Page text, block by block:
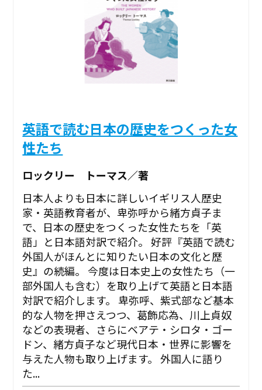
英語で読む日本の歴史をつくった女
性たち
ロックリー トーマス／著
日本人よりも日本に詳しいイギリス人歴史
家・英語教育者が、卑弥呼から緒方貞子ま
で、日本の歴史をつくった女性たちを「英
語」と日本語対訳で紹介。 好評『英語で読む
外国人がほんとに知りたい日本の文化と歴
史』の続編。 今度は日本史上の女性たち（一
部外国人も含む）を取り上げて英語と日本語
対訳で紹介します。 卑弥呼、紫式部など基本
的な人物を押さえつつ、葛飾応為、川上貞奴
などの表現者、さらにベアテ・シロタ・ゴー
ドン、緒方貞子など現代日本・世界に影響を
与えた人物も取り上げます。 外国人に語り
た...